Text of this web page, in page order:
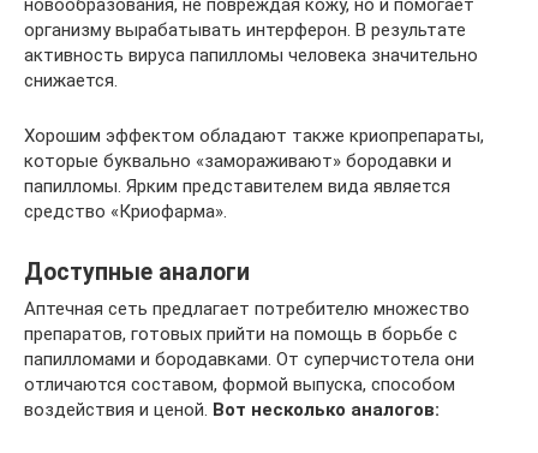
новообразования, не повреждая кожу, но и помогает
организму вырабатывать интерферон. В результате
активность вируса папилломы человека значительно
снижается.
Хорошим эффектом обладают также криопрепараты,
которые буквально «замораживают» бородавки и
папилломы. Ярким представителем вида является
средство «Криофарма».
Доступные аналоги
Аптечная сеть предлагает потребителю множество
препаратов, готовых прийти на помощь в борьбе с
папилломами и бородавками. От суперчистотела они
отличаются составом, формой выпуска, способом
воздействия и ценой. Вот несколько аналогов: